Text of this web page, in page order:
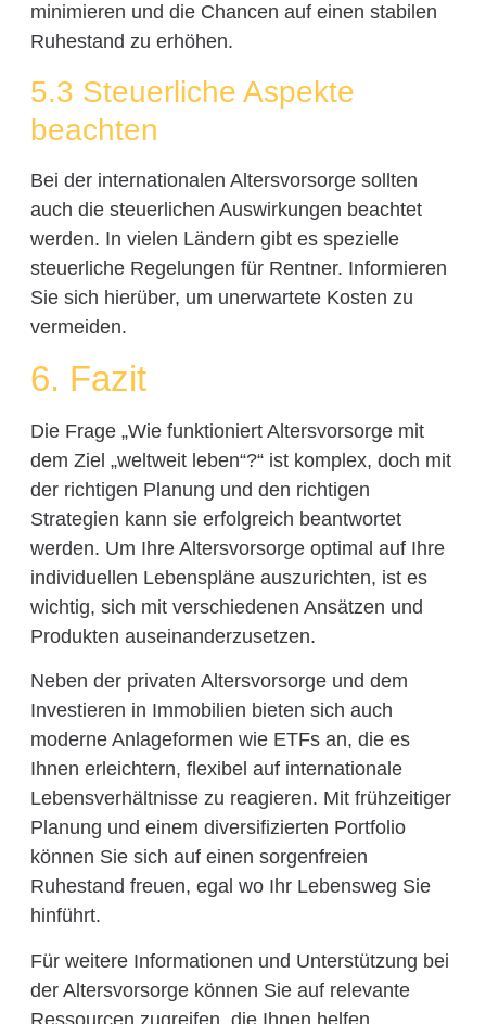
minimieren und die Chancen auf einen stabilen
Ruhestand zu erhöhen.
5.3 Steuerliche Aspekte
beachten
Bei der internationalen Altersvorsorge sollten
auch die steuerlichen Auswirkungen beachtet
werden. In vielen Ländern gibt es spezielle
steuerliche Regelungen für Rentner. Informieren
Sie sich hierüber, um unerwartete Kosten zu
vermeiden.
6. Fazit
Die Frage „Wie funktioniert Altersvorsorge mit
dem Ziel „weltweit leben“?“ ist komplex, doch mit
der richtigen Planung und den richtigen
Strategien kann sie erfolgreich beantwortet
werden. Um Ihre Altersvorsorge optimal auf Ihre
individuellen Lebenspläne auszurichten, ist es
wichtig, sich mit verschiedenen Ansätzen und
Produkten auseinanderzusetzen.
Neben der privaten Altersvorsorge und dem
Investieren in Immobilien bieten sich auch
moderne Anlageformen wie ETFs an, die es
Ihnen erleichtern, flexibel auf internationale
Lebensverhältnisse zu reagieren. Mit frühzeitiger
Planung und einem diversifizierten Portfolio
können Sie sich auf einen sorgenfreien
Ruhestand freuen, egal wo Ihr Lebensweg Sie
hinführt.
Für weitere Informationen und Unterstützung bei
der Altersvorsorge können Sie auf relevante
Ressourcen zugreifen, die Ihnen helfen,